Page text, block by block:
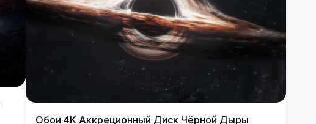
Обои 4K Аккреционный Диск Чёрной Дыры